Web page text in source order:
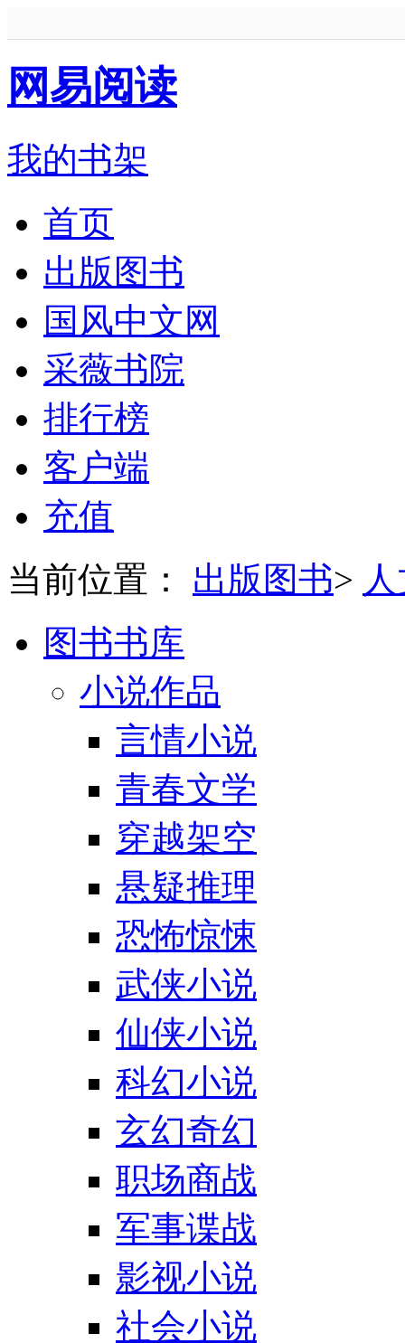
网易阅读
我的书架
首页
出版图书
国风中文网
采薇书院
排行榜
客户端
充值
当前位置： 出版图书>
图书书库
小说作品
言情小说
青春文学
穿越架空
悬疑推理
恐怖惊悚
武侠小说
仙侠小说
科幻小说
玄幻奇幻
职场商战
军事谍战
影视小说
社会小说